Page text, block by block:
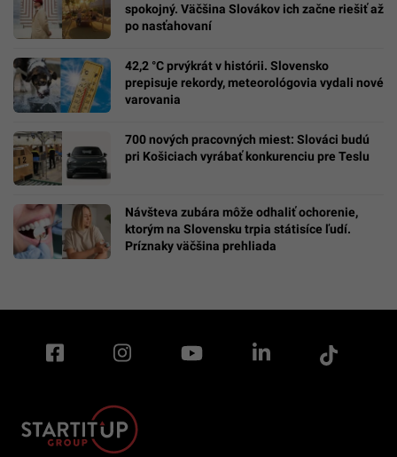
spokojný. Väčšina Slovákov ich začne riešiť až
po nasťahovaní
42,2 °C prvýkrát v histórii. Slovensko
prepisuje rekordy, meteorológovia vydali nové
varovania
700 nových pracovných miest: Slováci budú
pri Košiciach vyrábať konkurenciu pre Teslu
Návšteva zubára môže odhaliť ochorenie,
ktorým na Slovensku trpia státisíce ľudí.
Príznaky väčšina prehliada